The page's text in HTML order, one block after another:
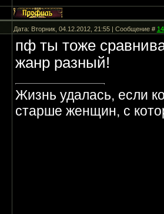
Дата: Вторник, 04.12.2012, 21:55 | Сообщение #14
пф ты тоже
жанр разный!
Жизнь удалась, если
старше женщин, с